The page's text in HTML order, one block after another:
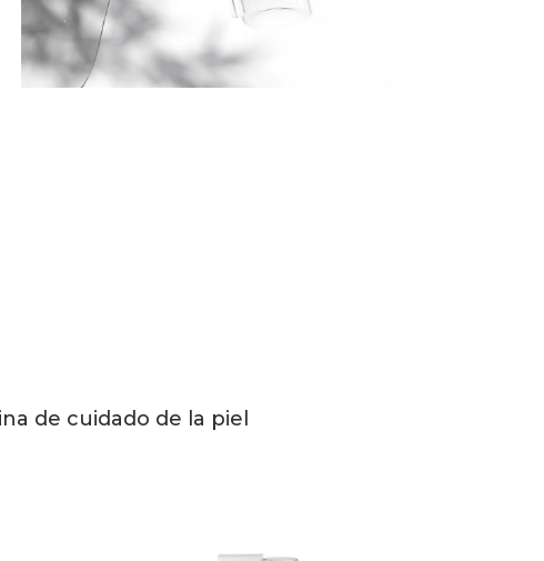
de cuidado de la piel